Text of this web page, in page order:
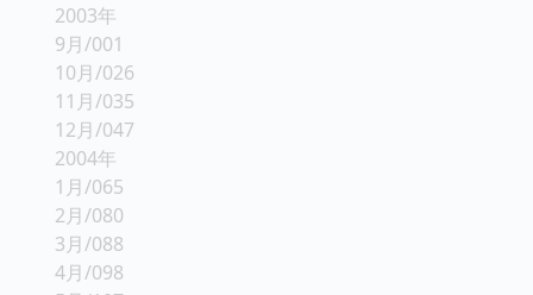
2003年
9月/001
10月/026
11月/035
12月/047
2004年
1月/065
2月/080
3月/088
4月/098